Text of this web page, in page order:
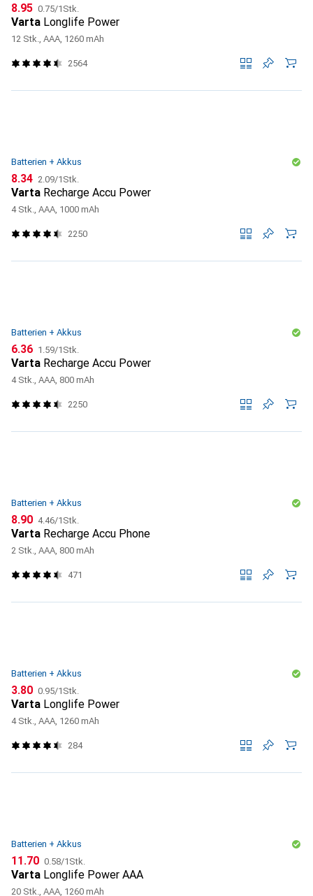
CHF
8.95 CHF
0.75/1Stk.
Varta Longlife Power
12 Stk., AAA, 1260 mAh
2564
Batterien + Akkus
CHF
8.34 CHF
2.09/1Stk.
Varta Recharge Accu Power
4 Stk., AAA, 1000 mAh
2250
Batterien + Akkus
CHF
6.36 CHF
1.59/1Stk.
Varta Recharge Accu Power
4 Stk., AAA, 800 mAh
2250
Batterien + Akkus
CHF
8.90 CHF
4.46/1Stk.
Varta Recharge Accu Phone
2 Stk., AAA, 800 mAh
471
Batterien + Akkus
CHF
3.80 CHF
0.95/1Stk.
Varta Longlife Power
4 Stk., AAA, 1260 mAh
284
Batterien + Akkus
CHF
11.70 CHF
0.58/1Stk.
Varta Longlife Power AAA
20 Stk., AAA, 1260 mAh